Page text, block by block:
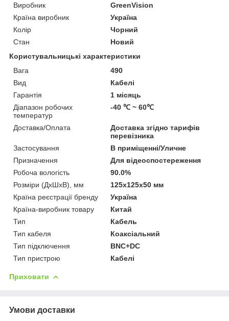
Виробник
GreenVision
Країна виробник
Україна
Колір
Чорний
Стан
Новий
Користувальницькі характеристики
Вага
490
Вид
Кабелі
Гарантія
1 місяць
Діапазон робочих
температур
-40 ℃ ~ 60℃
Доставка/Оплата
Доставка згідно тарифів
перевізника
Застосування
В приміщенні/Уличне
Призначення
Для відеоспостереження
Робоча вологість
90.0%
Розміри (ДхШхВ), мм
125x125x50 мм
Країна реєстрації бренду
Україна
Країна-виробник товару
Китай
Тип
Кабель
Тип кабеля
Коаксіальний
Тип підключення
BNC+DC
Тип пристрою
Кабелі
Приховати
Умови доставки